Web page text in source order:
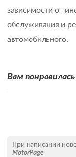
зависимости от
обслуживания и
автомобильного.
Вам понравилась
При написании
MotorPage